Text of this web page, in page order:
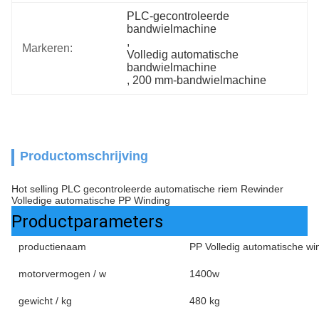
Markeren:
PLC-gecontroleerde
bandwielmachine
,
Volledig automatische
bandwielmachine
, 200 mm-bandwielmachine
Productomschrijving
Hot selling PLC gecontroleerde automatische riem Rewinder
Volledige automatische PP Winding
Productparameters
productienaam PP Volledig automatische
motorvermogen / w 1400w
gewicht / kg 480 kg